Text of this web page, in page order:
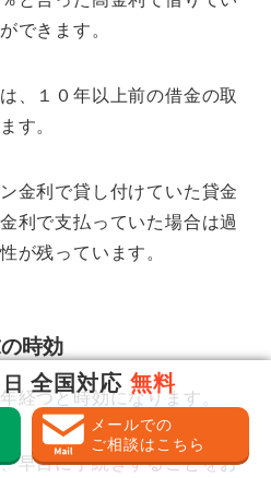
できます。
、１０年以上前の借金の取
す。
金利で貸し付けていた貸金
利で支払っていた場合は過
が残っています。
時効
経つと時効になります。
早目に手続きすることをお
日 全国対応 無料
メールでの
ご相談はこちら